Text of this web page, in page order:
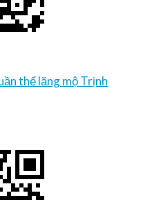
thể lăng mộ Trịnh